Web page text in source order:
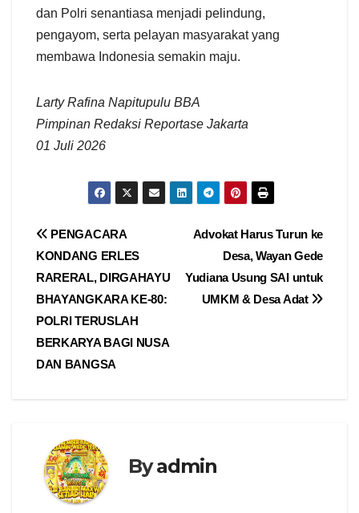
dan Polri senantiasa menjadi pelindung,
pengayom, serta pelayan masyarakat yang
membawa Indonesia semakin maju.
Larty Rafina Napitupulu BBA
Pimpinan Redaksi Reportase Jakarta
01 Juli 2026
Navigasi
pos
Advokat Harus Turun ke
Desa, Wayan Gede
Yudiana Usung SAI untuk
UMKM & Desa Adat
PENGACARA
KONDANG ERLES
RARERAL, DIRGAHAYU
BHAYANGKARA KE-80:
POLRI TERUSLAH
BERKARYA BAGI NUSA
DAN BANGSA
Byadmin